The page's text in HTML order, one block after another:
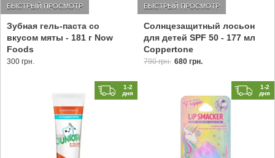
Зубная гель-паста со
вкусом мяты - 181 г Now
Foods
БЫСТРЫЙ ПРОСМОТР
300 грн.
Солнцезащитный лосьон
для детей SPF 50 - 177 мл
Coppertone
БЫСТРЫЙ ПРОСМОТР
790 грн. 680 грн.
1-2
дня
1-2
дня